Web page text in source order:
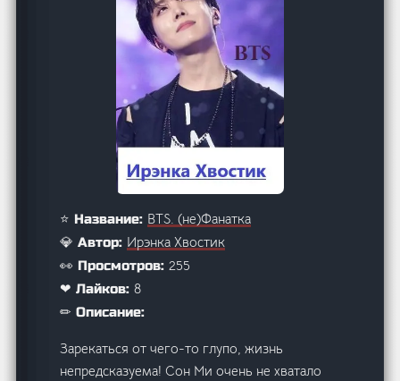
⭐ Название: BTS. (не)Фанатка
💎 Автор: Ирэнка Хвостик
👀 Просмотров:255
❤ Лайков:8
✏ Описание:
Зарекаться от чего-то глупо, жизнь
непредсказуема! Сон Ми очень не хватало